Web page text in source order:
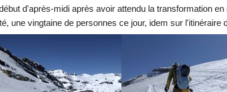
d'après-midi après avoir attendu la transformation
une vingtaine de personnes ce jour, idem sur l'itinéraire